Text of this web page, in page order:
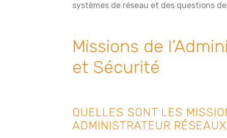
systèmes de réseau et des questions
Missions de
et Sécurité
QUELLES SONT LES
ADMINISTRATEUR